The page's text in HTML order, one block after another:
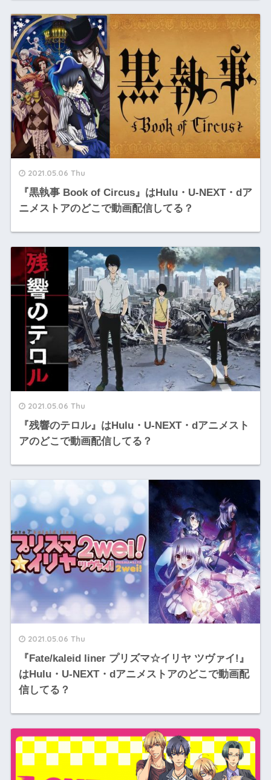
2021.05.06 Thu
『黒執事 Book of Circus』はHulu・U-NEXT・dア
ニメストアのどこで動画配信してる？
2021.05.06 Thu
『残響のテロル』はHulu・U-NEXT・dアニメスト
アのどこで動画配信してる？
2021.05.06 Thu
『Fate/kaleid liner プリズマ☆イリヤ ツヴァイ!』
はHulu・U-NEXT・dアニメストアのどこで動画配
信してる？